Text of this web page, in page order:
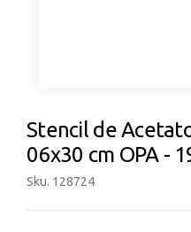
Stencil de
06x30 cm OPA -
Sku. 128724